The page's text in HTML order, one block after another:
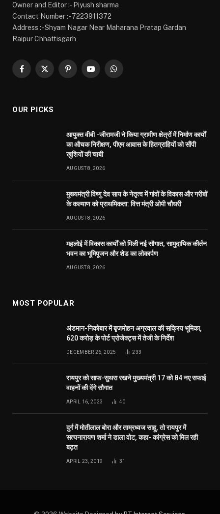
Owner and Editor :- Piyush sharma
Contact Number :- 7223911372
Address :- Shyam Nagar Near Maharana Pratap Gardan
Raipur Chhattisgarh
Facebook
X
PinterestYouTubeWhatsApp
OUR PICKS
आयुक्त वीबी -जीरामजी ने किया ग्रामीण क्षेत्रों में निर्माण कार्यों
का औचक निरीक्षण, पीएम आवास के हितग्राहियों को सौंपी
खुशियों की चाबी
AUGUST 8, 2026
मुख्यमंत्री विष्णु देव साय के नेतृत्व में गांवों के विकास और गरीबों
के कल्याण को प्राथमिकता: वित्त मंत्री ओपी चौधरी
AUGUST 8, 2026
महलोई में विकास कार्यों को मिली नई सौगात, सामुदायिक कीर्तन
भवन का भूमिपूजन और शेड का लोकार्पण
AUGUST 8, 2026
MOST POPULAR
अंडमान-निकोबार में बृजमोहन अग्रवाल की सक्रिय भूमिका,
620 करोड़ के पोर्ट प्रोजेक्ट्स में तेजी के निर्देश
DECEMBER 26, 2025 233
रायपुर को साफ-सुथरा रखने मुख्यमंत्री 17 को 84 नए सफाई
वाहनों की देंगे सौगात
APRIL 16, 2023 40
दुर्ग में मोतीलाल बोरा और ताम्रध्वज साहू, तो रायपुर में
सत्यनारायण शर्मा ने डाला वोट, कहा- कांग्रेस को मिल रही
बढ़त
APRIL 23, 2019 31